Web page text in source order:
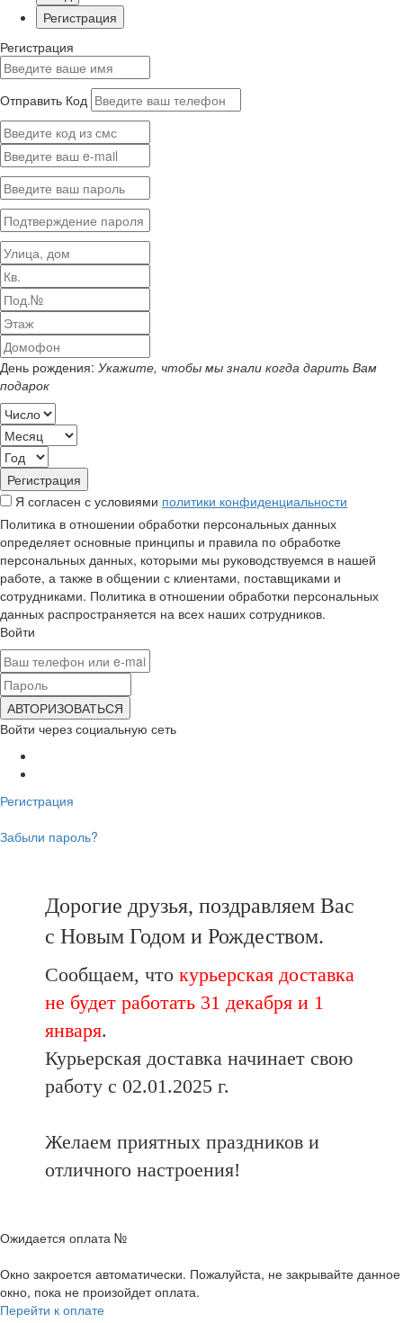
Регистрация
Регистрация
Отправить Код
День рождения: Укажите, чтобы мы знали когда дарить Вам
подарок
Я согласен с условиями политики конфиденциальности
Политика в отношении обработки персональных данных
определяет основные принципы и правила по обработке
персональных данных, которыми мы руководствуемся в нашей
работе, а также в общении с клиентами, поставщиками и
сотрудниками. Политика в отношении обработки персональных
данных распространяется на всех наших сотрудников.
Войти
Войти через социальную сеть
Регистрация
Забыли пароль?
Дорогие друзья, поздравляем Вас
с Новым Годом и Рождеством.
Сообщаем, что курьерская доставка
не будет работать 31 декабря и 1
января.
Курьерская доставка начинает свою
работу с 02.01.2025 г.
Желаем приятных праздников и
отличного настроения!
Ожидается оплата №
Окно закроется автоматически. Пожалуйста, не закрывайте данное
окно, пока не произойдет оплата.
Перейти к оплате